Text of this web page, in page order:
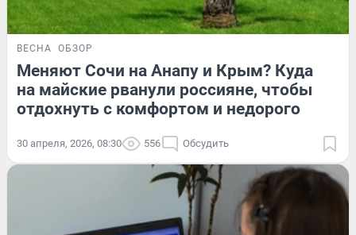
ВЕСНА ОБЗОР
Меняют Сочи на Анапу и Крым? Куда
на майские рванули россияне, чтобы
отдохнуть с комфортом и недорого
30 апреля, 2026, 08:30 556 Обсудить